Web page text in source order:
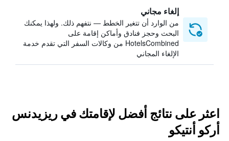
إلغاء مجاني
من الوارد أن تتغير الخطط — نتفهم ذلك. ولهذا يمكنك
البحث وحجز فنادق وأماكن إقامة على
HotelsCombined من وكالات السفر التي تقدم خدمة
الإلغاء المجاني
اعثر على نتائج أفضل لإقامتك في ريزيدنس
أركو أنتيكو